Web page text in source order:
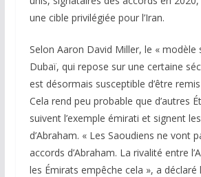
une cible privilégiée pour l’Iran.
Selon Aaron David Miller, le « modèle
Dubaï, qui repose sur une certaine
est désormais susceptible d’être
Cela rend peu probable que d’autres
suivent l’exemple émirati et signent
d’Abraham. « Les Saoudiens ne vont
accords d’Abraham. La rivalité entre
les Émirats empêche cela », a déclaré